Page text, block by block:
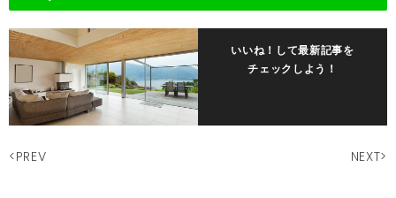
いいね！して最新記事を
チェックしよう！
<PREV NEXT>